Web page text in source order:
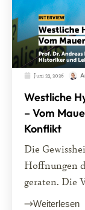
Juni 23, 2026
Westliche
– Vom
Konflikt
Die
Hoffnungen
geraten. Die
Weiterlesen